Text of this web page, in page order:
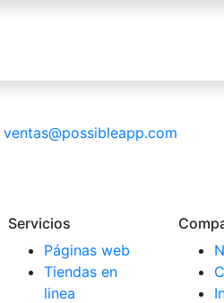
ventas@possibleapp.com
Servicios
Páginas web
Tiendas en
linea